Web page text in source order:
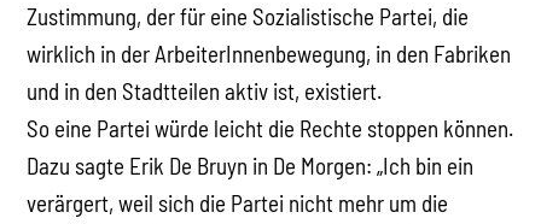
Zustimmung, der für eine Sozialistische Partei, die
wirklich in der ArbeiterInnenbewegung, in den Fabriken
und in den Stadtteilen aktiv ist, existiert.
So eine Partei würde leicht die Rechte stoppen können.
Dazu sagte Erik De Bruyn in De Morgen: „Ich bin ein
verärgert, weil sich die Partei nicht mehr um die